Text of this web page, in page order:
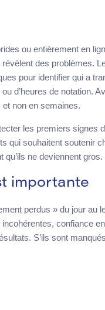
ou entièrement en
des problèmes.
pour identifier qui a
d’heures de notation.
et non en semaines.
les premiers signes
qui souhaitent soutenir
qu’ils ne deviennent gros.
importante
perdus » du jour au
confiance
S’ils sont